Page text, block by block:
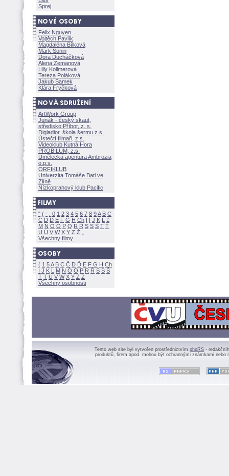
Sprej
Felix Nguyen
Vojtěch Pavlík
Magdaléna Bílkov
Mark Sonin
Dora Ducháčkov
Alena Zemanov
Lilly Kollmerov
Tereza Polákov
Jakub Samek
Klára Fryčkov
ArtWork Group
Junák - český skaut,
středisko Příbor, z. s.
Digladior, škola šermu z.s.
Ústečtí filmaři, z.s.
Videoklub Kutná Hora
PROBILUM, z.s.
Umělecká agentura Ambrozia
o.p.s.
ORFIKLUB
Univerzita Tomáše Bati ve
Zlíně
Nízkoprahový klub Pacific
" ( - 0 1 2 3 4 5 6 7 8 9A B C
Č D Ď E F G H Ch I Í J K L
Ľ
M N O Ó P Q R Ř S Ś T Ť
U Ú V W X Y Z
Všechny filmy
( 1 5A B C Č D Ď E F G H Ch
I J K L M N Ó O P R Ř S Ś
Ť T U V W X Y Z
Všechny osobnosti
Tento web site byl vytvořen prostřednictvím phpRS -
produktů, firem apod. mohou být ochrannými známkami